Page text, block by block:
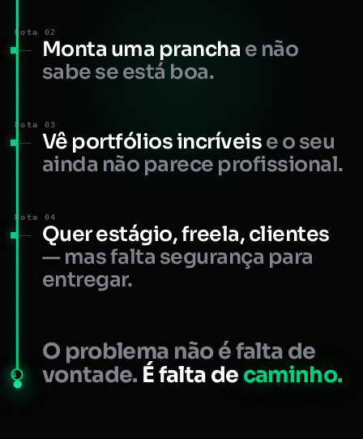
A
Nota 02
Monta uma prancha e não
sabe se está boa.
Nota 03
Vê portfólios incríveise o seu
ainda não parece profissional.
Nota 04
Quer estágio, freela, clientes
— mas falta segurança para
entregar.
O problema não é falta de
vontade. É falta de caminho.